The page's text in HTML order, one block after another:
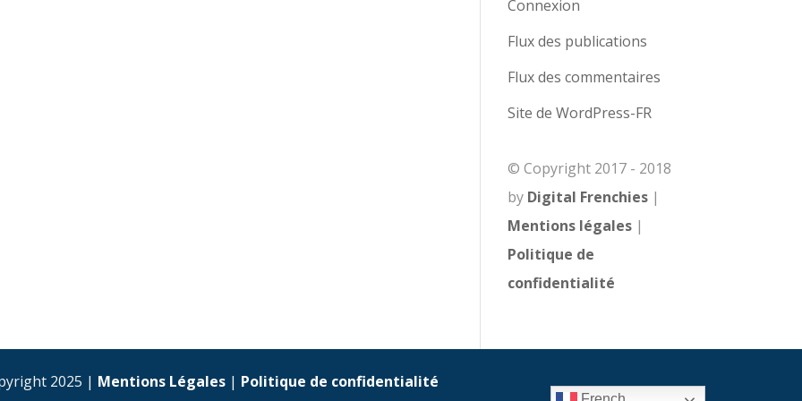
Connexion
Flux des publications
Flux des commentaires
Site de WordPress-FR
© Copyright 2017 - 2018
by Digital Frenchies |
Mentions légales |
Politique de
confidentialité
2025 | Mentions Légales| Politique de confidentialité